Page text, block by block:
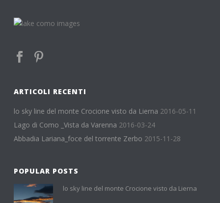
ARTICOLI RECENTI
lo sky line del monte Crocione visto da Lierna 2016-05-11
Lago di Como _Vista da Varenna 2016-03-24
Abbadia Lariana_foce del torrente Zerbo 2015-11-28
POPULAR POSTS
lo sky line del monte Crocione visto da Lierna